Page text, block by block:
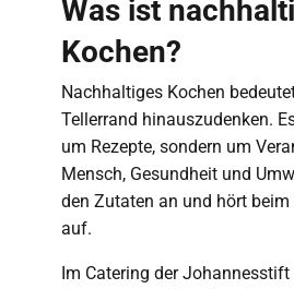
Was ist
Kochen?
Nachhaltiges Kochen
Tellerrand hinauszudenken.
um Rezepte, sondern um
Mensch, Gesundheit und
den Zutaten an und hört beim
auf.
Im Catering der